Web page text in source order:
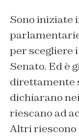
Sono iniziate
per scegliere
Senato. Ed è
direttamente
dichiarano
riescano ad
Altri riescono